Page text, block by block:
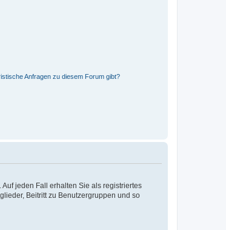
Anfragen zu diesem Forum gibt?
jeden Fall erhalten Sie als registriertes
Beitritt zu Benutzergruppen und so